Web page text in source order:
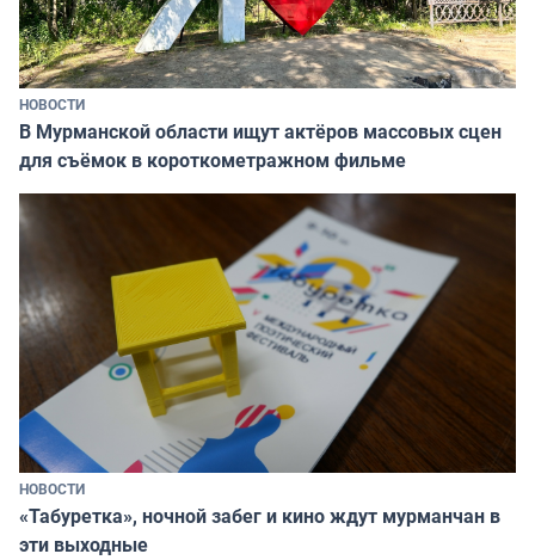
НОВОСТИ
В Мурманской области ищут актёров массовых сцен
для съёмок в короткометражном фильме
НОВОСТИ
«Табуретка», ночной забег и кино ждут мурманчан в
эти выходные